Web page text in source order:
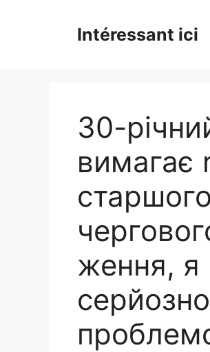
Intéressant ici
30-
вимагає
ження, я